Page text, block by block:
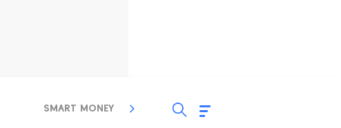
SMART MONEY INSPIRASI BISNIS